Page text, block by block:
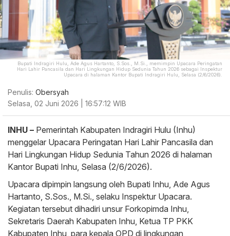
Bupati Indragiri Hulu, Ade Agus Hartanto, S.Sos., M.Si., memimpin Upacara Peringatan
Hari Lahir Pancasila dan Hari Lingkungan Hidup Sedunia Tahun 2026 sebagai Inspektur
Upacara di halaman Kantor Bupati Indragiri Hulu, Selasa (2/6/2026).
Penulis: Obersyah
Selasa, 02 Juni 2026 | 16:57:12 WIB
INHU – Pemerintah Kabupaten Indragiri Hulu (Inhu)
menggelar Upacara Peringatan Hari Lahir Pancasila dan
Hari Lingkungan Hidup Sedunia Tahun 2026 di halaman
Kantor Bupati Inhu, Selasa (2/6/2026).
Upacara dipimpin langsung oleh Bupati Inhu, Ade Agus
Hartanto, S.Sos., M.Si., selaku Inspektur Upacara.
Kegiatan tersebut dihadiri unsur Forkopimda Inhu,
Sekretaris Daerah Kabupaten Inhu, Ketua TP PKK
Kabupaten Inhu, para kepala OPD di lingkungan